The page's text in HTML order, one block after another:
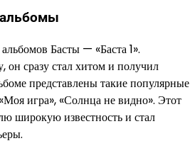
Басты — «Баста 1».
сразу стал хитом и получил
представлены такие популярные
игра», «Солнца не видно». Этот
широкую известность и стал